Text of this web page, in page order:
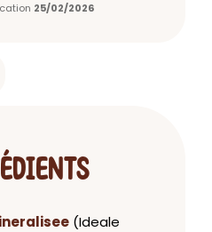
25/02/2026
(Ideale